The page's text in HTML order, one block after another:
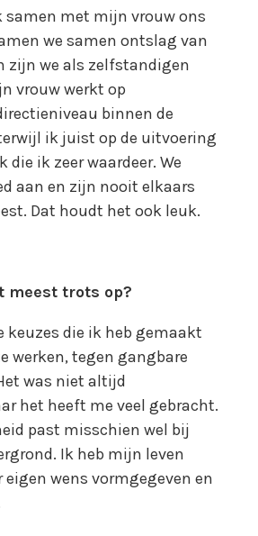
samen met mijn vrouw ons
we samen ontslag van
zijn we als zelfstandigen
vrouw werkt op
binnen de
ik juist op de uitvoering
die ik zeer waardeer. We
aan en zijn nooit elkaars
Dat houdt het ook leuk.
meest trots op?
keuzes die ik heb gemaakt
werken, tegen gangbare
was niet altijd
het heeft me veel gebracht.
past misschien wel bij
Ik heb mijn leven
wens vormgegeven en